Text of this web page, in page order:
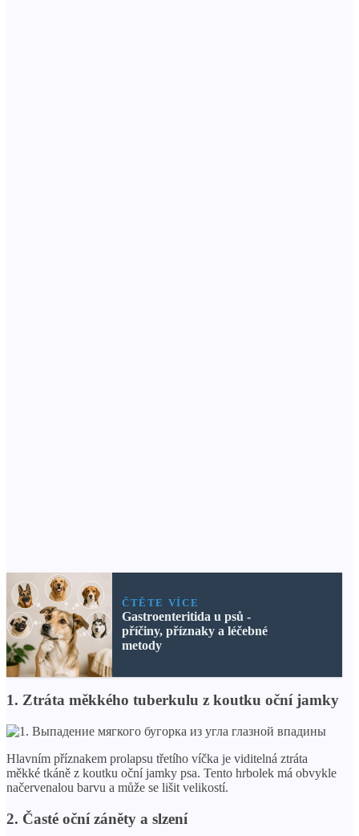
ČTĚTE VÍCE
Gastroenteritida u psů -
příčiny, příznaky a léčebné
metody
1. Ztráta měkkého tuberkulu z koutku oční jamky
Hlavním příznakem prolapsu třetího víčka je viditelná ztráta
měkké tkáně z koutku oční jamky psa. Tento hrbolek má obvykle
načervenalou barvu a může se lišit velikostí.
2. Časté oční záněty a slzení